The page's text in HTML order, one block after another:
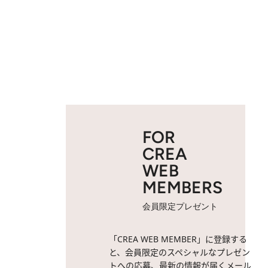
FOR
CREA
WEB
MEMBERS
会員限定プレゼント
「CREA WEB MEMBER」に登録する
と、会員限定のスペシャルなプレゼン
トへの応募、最新の情報が届くメール